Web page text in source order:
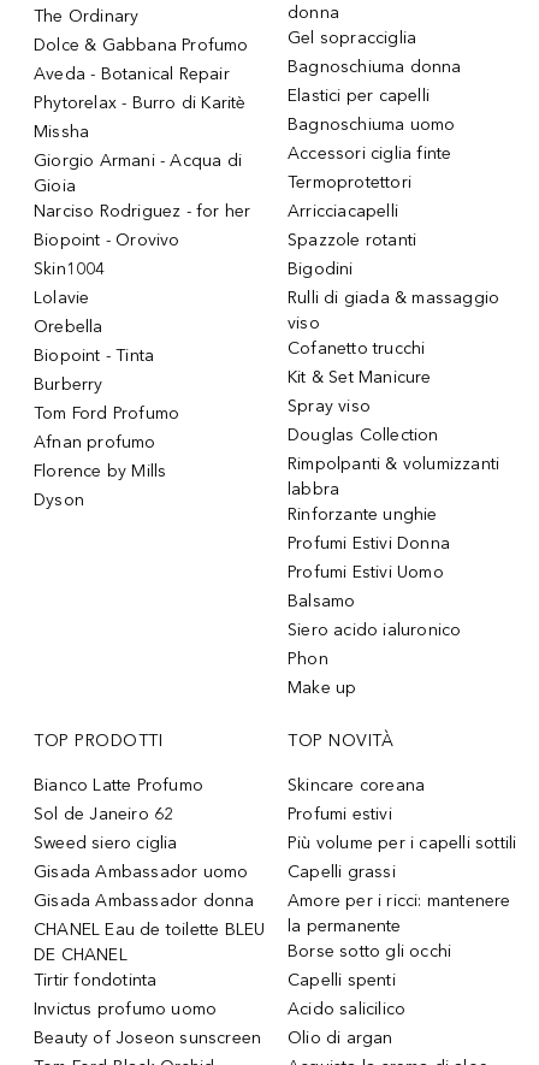
The Ordinary
Dolce & Gabbana Profumo
Aveda - Botanical Repair
Phytorelax - Burro di Karitè
Missha
Giorgio Armani - Acqua di
Gioia
Narciso Rodriguez - for her
Biopoint - Orovivo
Skin1004
Lolavie
Orebella
Biopoint - Tinta
Burberry
Tom Ford Profumo
Afnan profumo
Florence by Mills
Dyson
donna
Gel sopracciglia
Bagnoschiuma donna
Elastici per capelli
Bagnoschiuma uomo
Accessori ciglia finte
Termoprotettori
Arricciacapelli
Spazzole rotanti
Bigodini
Rulli di giada & massaggio
viso
Cofanetto trucchi
Kit & Set Manicure
Spray viso
Douglas Collection
Rimpolpanti & volumizzanti
labbra
Rinforzante unghie
Profumi Estivi Donna
Profumi Estivi Uomo
Balsamo
Siero acido ialuronico
Phon
Make up
TOP PRODOTTI
Bianco Latte Profumo
Sol de Janeiro 62
Sweed siero ciglia
Gisada Ambassador uomo
Gisada Ambassador donna
CHANEL Eau de toilette BLEU
DE CHANEL
Tirtir fondotinta
Invictus profumo uomo
Beauty of Joseon sunscreen
TOP NOVITÀ
Skincare coreana
Profumi estivi
Più volume per i capelli sottili
Capelli grassi
Amore per i ricci: mantenere
la permanente
Borse sotto gli occhi
Capelli spenti
Acido salicilico
Olio di argan